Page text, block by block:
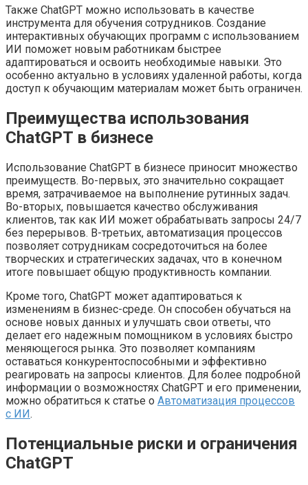
Также ChatGPT можно использовать в качестве
инструмента для обучения сотрудников. Создание
интерактивных обучающих программ с использованием
ИИ поможет новым работникам быстрее
адаптироваться и освоить необходимые навыки. Это
особенно актуально в условиях удаленной работы, когда
доступ к обучающим материалам может быть ограничен.
Преимущества использования
ChatGPT в бизнесе
Использование ChatGPT в бизнесе приносит множество
преимуществ. Во-первых, это значительно сокращает
время, затрачиваемое на выполнение рутинных задач.
Во-вторых, повышается качество обслуживания
клиентов, так как ИИ может обрабатывать запросы 24/7
без перерывов. В-третьих, автоматизация процессов
позволяет сотрудникам сосредоточиться на более
творческих и стратегических задачах, что в конечном
итоге повышает общую продуктивность компании.
Кроме того, ChatGPT может адаптироваться к
изменениям в бизнес-среде. Он способен обучаться на
основе новых данных и улучшать свои ответы, что
делает его надежным помощником в условиях быстро
меняющегося рынка. Это позволяет компаниям
оставаться конкурентоспособными и эффективно
реагировать на запросы клиентов. Для более подробной
информации о возможностях ChatGPT и его применении,
можно обратиться к статье о Автоматизация процессов
с ИИ.
Потенциальные риски и ограничения
ChatGPT